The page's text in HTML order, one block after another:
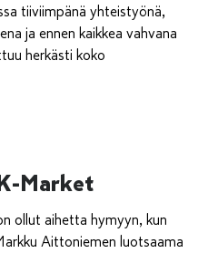
tiiviimpänä yhteistyönä,
ja ennen kaikkea vahvana
herkästi koko
Market
ollut aihetta hymyyn, kun
Aittoniemen luotsaama